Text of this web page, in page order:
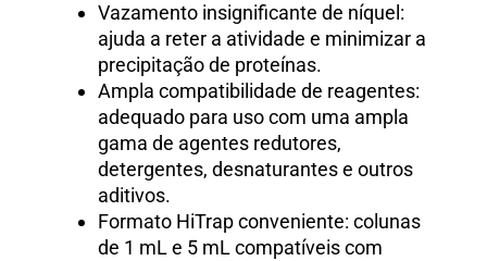
Vazamento insignificante de níquel:
ajuda a reter a atividade e minimizar a
precipitação de proteínas.
Ampla compatibilidade de reagentes:
adequado para uso com uma ampla
gama de agentes redutores,
detergentes, desnaturantes e outros
aditivos.
Formato HiTrap conveniente: colunas
de 1 mL e 5 mL compatíveis com